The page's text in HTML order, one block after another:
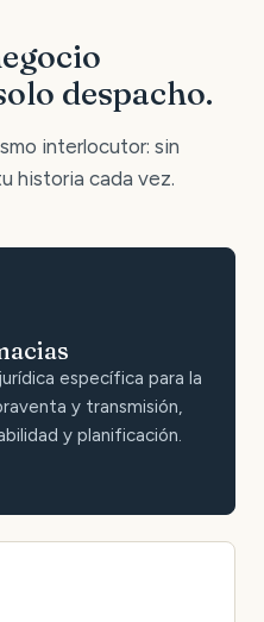
despacho.
interlocutor: sin
historia cada vez.
específica para la
y transmisión,
y planificación.